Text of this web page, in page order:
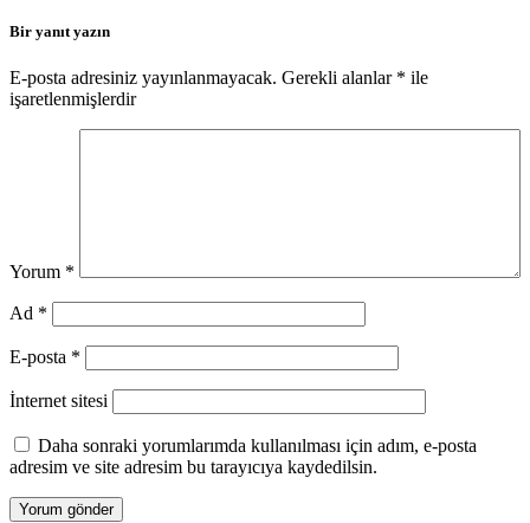
Bir yanıt yazın
E-posta adresiniz yayınlanmayacak. Gerekli alanlar * ile
işaretlenmişlerdir
Yorum *
Ad *
E-posta *
İnternet sitesi
Daha sonraki yorumlarımda kullanılması için adım, e-posta
adresim ve site adresim bu tarayıcıya kaydedilsin.